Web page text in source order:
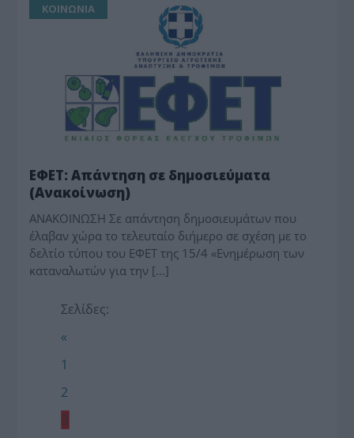
ΚΟΙΝΩΝΙΑ
ΕΦΕΤ: Απάντηση σε δημοσιεύματα
(Ανακοίνωση)
ΑΝΑΚΟΙΝΩΣΗ Σε απάντηση δημοσιευμάτων που
έλαβαν χώρα το τελευταίο διήμερο σε σχέση με το
δελτίο τύπου του ΕΦΕΤ της 15/4 «Ενημέρωση των
καταναλωτών για την […]
Σελίδες:
«
1
2
3